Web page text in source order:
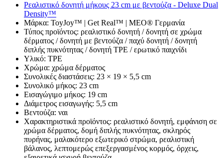
Ρεαλιστικό δονητή μήκους 23 cm με βεντούζα - Deluxe Dual
Density™
Μάρκα: ToyJoy™ | Get Real™ | MEO® Γερμανία
Τύπος προϊόντος: ρεαλιστικό δονητή / δονητή σε χρώμα
δέρματος / δονητή με βεντούζα / παχύ δονητή / δονητή
διπλής πυκνότητας / δονητή TPE / ερωτικό παιχνίδι
Υλικό: TPE
Χρώμα: χρώμα δέρματος
Συνολικές διαστάσεις: 23 × 19 × 5,5 cm
Συνολικό μήκος: 23 cm
Εισαγώγιμο μήκος: 19 cm
Διάμετρος εισαγωγής: 5,5 cm
Βεντούζα: ναι
Χαρακτηριστικά προϊόντος: ρεαλιστικό δονητή, εμφάνιση σε
χρώμα δέρματος, δομή διπλής πυκνότητας, σκληρός
πυρήνας, μαλακότερο εξωτερικό στρώμα, ρεαλιστική
βάλανος, λεπτομερώς επεξεργασμένος κορμός, όρχεις,